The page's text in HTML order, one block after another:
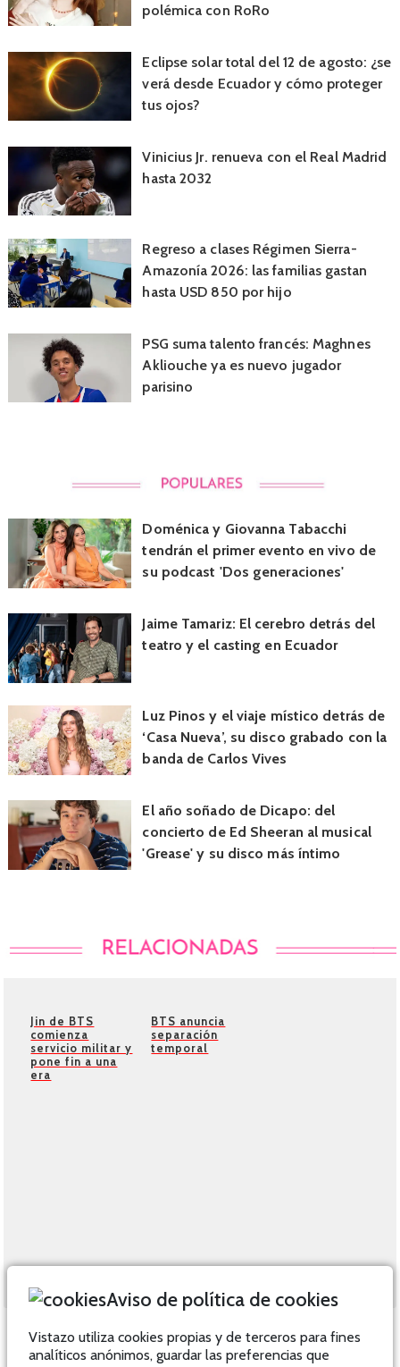
polémica con RoRo
Eclipse solar total del 12 de agosto: ¿se
verá desde Ecuador y cómo proteger
tus ojos?
Vinicius Jr. renueva con el Real Madrid
hasta 2032
Regreso a clases Régimen Sierra-
Amazonía 2026: las familias gastan
hasta USD 850 por hijo
PSG suma talento francés: Maghnes
Akliouche ya es nuevo jugador
parisino
Doménica y Giovanna Tabacchi
tendrán el primer evento en vivo de
su podcast 'Dos generaciones'
Jaime Tamariz: El cerebro detrás del
teatro y el casting en Ecuador
Luz Pinos y el viaje místico detrás de
‘Casa Nueva’, su disco grabado con la
banda de Carlos Vives
El año soñado de Dicapo: del
concierto de Ed Sheeran al musical
'Grease' y su disco más íntimo
Jin de BTS
comienza
servicio militar y
pone fin a una
era
BTS anuncia
separación
temporal
Aviso de política de cookies
Vistazo utiliza cookies propias y de terceros para fines
analíticos anónimos, guardar las preferencias que